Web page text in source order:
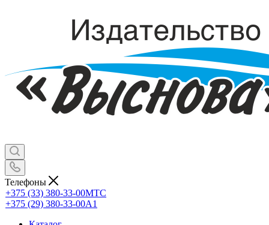
Телефоны
+375 (33) 380-33-00МТС
+375 (29) 380-33-00А1